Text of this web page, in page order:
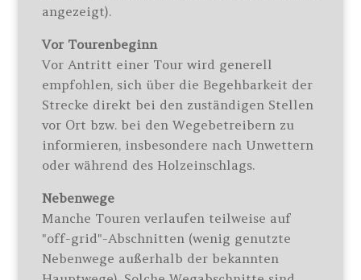
angezeigt).
Vor Tourenbeginn
Vor Antritt einer Tour wird generell
empfohlen, sich über die Begehbarkeit der
Strecke direkt bei den zuständigen Stellen
vor Ort bzw. bei den Wegebetreibern zu
informieren, insbesondere nach Unwettern
oder während des Holzeinschlags.
Nebenwege
Manche Touren verlaufen teilweise auf
"off-grid"-Abschnitten (wenig genutzte
Nebenwege außerhalb der bekannten